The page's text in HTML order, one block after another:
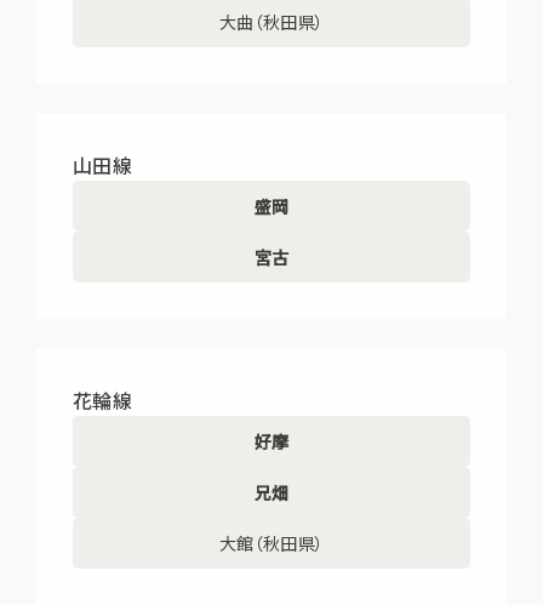
大曲（秋田県）
山田線
盛岡
宮古
花輪線
好摩
兄畑
大館（秋田県）